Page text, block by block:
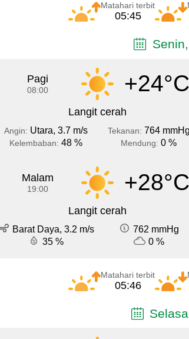
Matahari terbit
05:45
Pagi
08:00 +24°C
Langit cerah
Angin: Utara, 3.7 m/s Tekanan: 764 mmHg
Kelembaban: 48 % Mendung: 0 %
Malam
19:00 +28°C
Langit cerah
Barat Daya, 3.2 m/s
762 mmHg
35 %
0 %
Matahari terbit
05:46